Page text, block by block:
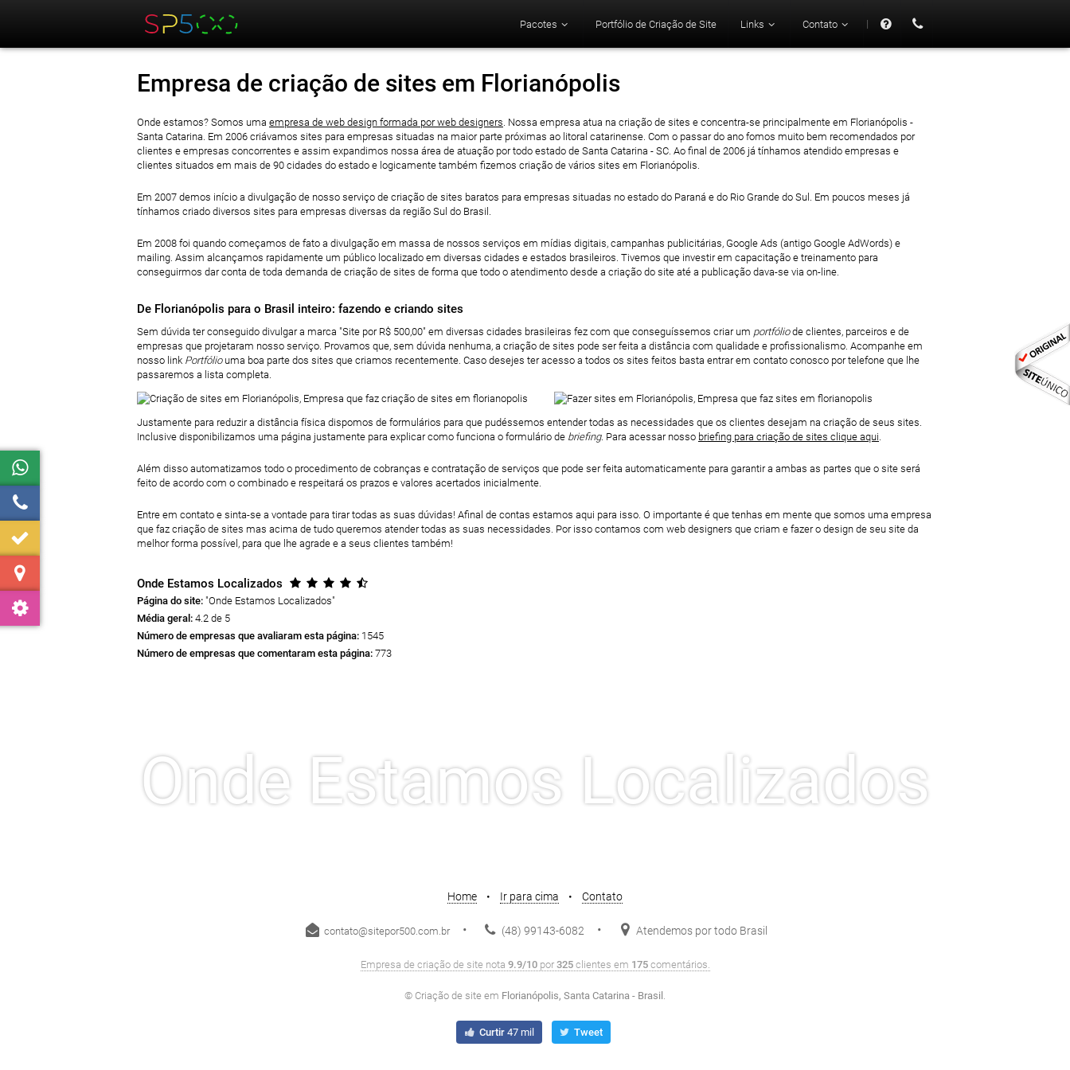
Pacotes Portfólio de Criação de Site Links Contato | 47 mil
Empresa de criação de sites em Florianópolis
Onde estamos? Somos uma empresa de web design formada por web designers. Nossa empresa atua na criação de sites e concentra-se principalmente em Florianópolis -
Santa Catarina. Em 2006 criávamos sites para empresas situadas na maior parte próximas ao litoral catarinense. Com o passar do ano fomos muito bem recomendados por
clientes e empresas concorrentes e assim expandimos nossa área de atuação por todo estado de Santa Catarina - SC. Ao final de 2006 já tínhamos atendido empresas e
clientes situados em mais de 90 cidades do estado e logicamente também fizemos criação de vários sites em Florianópolis.
Em 2007 demos início a divulgação de nosso serviço de criação de sites baratos para empresas situadas no estado do Paraná e do Rio Grande do Sul. Em poucos meses já
tínhamos criado diversos sites para empresas diversas da região Sul do Brasil.
Em 2008 foi quando começamos de fato a divulgação em massa de nossos serviços em mídias digitais, campanhas publicitárias, Google Ads (antigo Google AdWords) e
mailing. Assim alcançamos rapidamente um público localizado em diversas cidades e estados brasileiros. Tivemos que investir em capacitação e treinamento para
conseguirmos dar conta de toda demanda de criação de sites de forma que todo o atendimento desde a criação do site até a publicação dava-se via on-line.
De Florianópolis para o Brasil inteiro: fazendo e criando sites
Sem dúvida ter conseguido divulgar a marca "Site por R$ 500,00" em diversas cidades brasileiras fez com que conseguíssemos criar um portfóliode clientes, parceiros e de
empresas que projetaram nosso serviço. Provamos que, sem dúvida nenhuma, a criação de sites pode ser feita a distância com qualidade e profissionalismo. Acompanhe em
nosso link Portfóliouma boa parte dos sites que criamos recentemente. Caso desejes ter acesso a todos os sites feitos basta entrar em contato conosco por telefone que lhe
passaremos a lista completa.
Justamente para reduzir a distância física dispomos de formulários para que pudéssemos entender todas as necessidades que os clientes desejam na criação de seus sites.
Inclusive disponibilizamos uma página justamente para explicar como funciona o formulário de briefing. Para acessar nosso briefing para criação de sites clique aqui.
Além disso automatizamos todo o procedimento de cobranças e contratação de serviços que pode ser feita automaticamente para garantir a ambas as partes que o site será
feito de acordo com o combinado e respeitará os prazos e valores acertados inicialmente.
Entre em contato e sinta-se a vontade para tirar todas as suas dúvidas! Afinal de contas estamos aqui para isso. O importante é que tenhas em mente que somos uma empresa
que faz criação de sites mas acima de tudo queremos atender todas as suas necessidades. Por isso contamos com web designers que criam e fazer o design de seu site da
melhor forma possível, para que lhe agrade e a seus clientes também!
Onde Estamos Localizados
Página do site: "Onde Estamos Localizados"
Média geral: 4.2 de 5
Número de empresas que avaliaram esta página: 1545
Número de empresas que comentaram esta página: 773
Onde Estamos Localizados
Home • Ir para cima • Contato
contato@sitepor500.com.br• (48) 99143-6082• Atendemos por todo Brasil
Empresa de criação de site nota 9.9/10por 325clientes em 175comentários.
© Criação de site em Florianópolis, Santa Catarina - Brasil .
Curtir 47 mil Tweet